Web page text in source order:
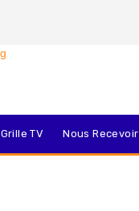
Grille TV Nous Recevoir